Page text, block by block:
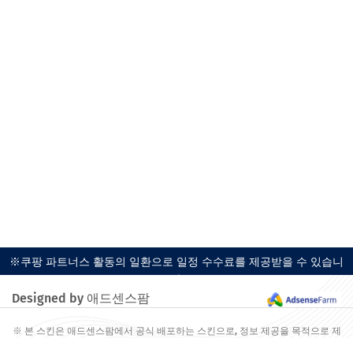
※쿠팡 파트너스 활동의 일환으로 일정 수수료를 제공받을 수 있습니
다.
Designed by 애드센스팜
※ 본 스킨은 애드센스팜에서 공식 배포하는 스킨으로, 정보 제공을 목적으로 제